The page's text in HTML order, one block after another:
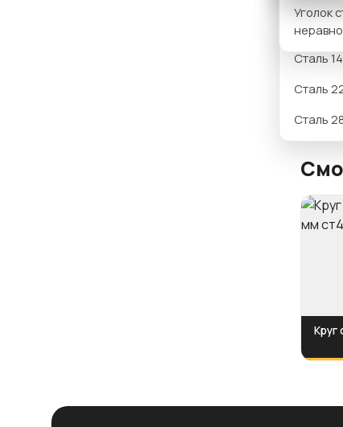
Сталь
Сталь
Сталь
Сталь
Уголок
Круг